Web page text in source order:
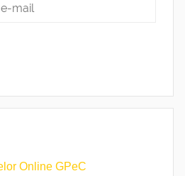
Online GPeC